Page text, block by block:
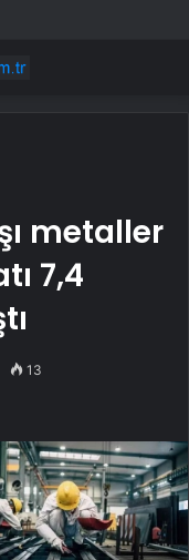
metaller
7,4
13